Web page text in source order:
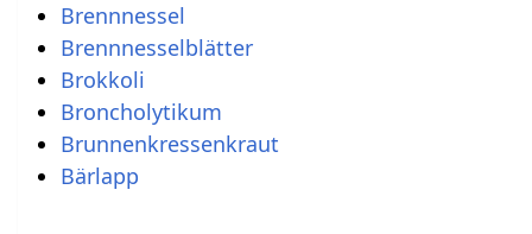
Brennnessel
Brennnesselblätter
Brokkoli
Broncholytikum
Brunnenkressenkraut
Bärlapp